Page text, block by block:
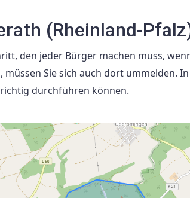
(Rheinland-
den jeder Bürger machen muss,
Sie sich auch dort ummelden.
durchführen können.